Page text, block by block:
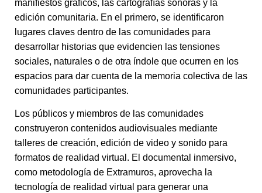
manifiestos gráficos, las cartografías sonoras y la
edición comunitaria. En el primero, se identificaron
lugares claves dentro de las comunidades para
desarrollar historias que evidencien las tensiones
sociales, naturales o de otra índole que ocurren en los
espacios para dar cuenta de la memoria colectiva de las
comunidades participantes.
Los públicos y miembros de las comunidades
construyeron contenidos audiovisuales mediante
talleres de creación, edición de video y sonido para
formatos de realidad virtual. El documental inmersivo,
como metodología de Extramuros, aprovecha la
tecnología de realidad virtual para generar una